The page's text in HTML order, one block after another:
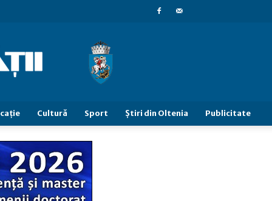
Cultură Sport Știri din Oltenia Publicitate